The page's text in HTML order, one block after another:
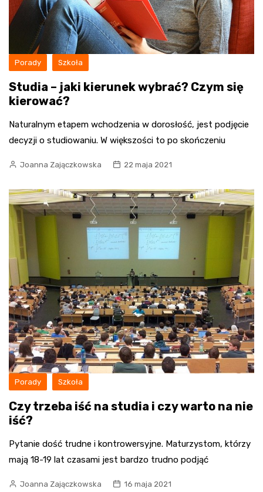
Porady Szkoła
Studia – jaki kierunek wybrać? Czym się
kierować?
Naturalnym etapem wchodzenia w dorosłość, jest podjęcie
decyzji o studiowaniu. W większości to po skończeniu
Joanna Zajączkowska 22 maja 2021
Porady Szkoła
Czy trzeba iść na studia i czy warto na nie
iść?
Pytanie dość trudne i kontrowersyjne. Maturzystom, którzy
mają 18-19 lat czasami jest bardzo trudno podjąć
Joanna Zajączkowska 16 maja 2021